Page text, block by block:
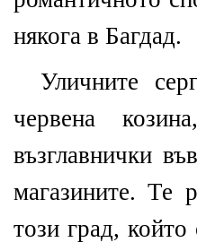
някога в Багдад.
Уличните
червена
възглавнички
магазините. Те
този град,